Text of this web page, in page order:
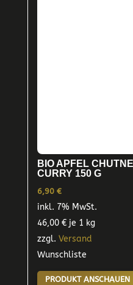
BIO APFEL
CURRY 150 G
6,90 €
inkl. 7% MwSt.
46,00 €je 1 kg
zzgl. Versand
Wunschliste
PRODUKT ANSCHAUEN